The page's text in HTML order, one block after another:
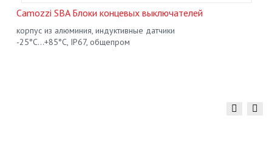
Camozzi SBA Блоки концевых выключателей
корпус из алюминия, индуктивные датчики
-25°С...+85°С, IP67, общепром